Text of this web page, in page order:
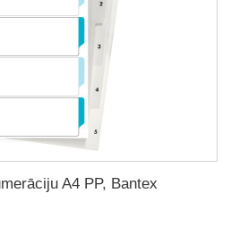
A4 PP, Bantex